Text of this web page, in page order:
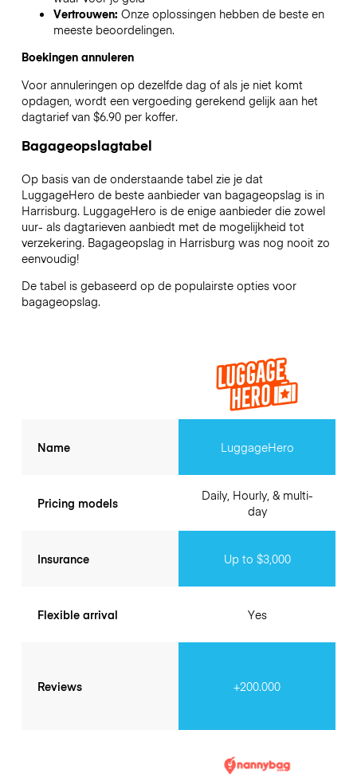
Vertrouwen: Onze oplossingen hebben de beste en
meeste beoordelingen.
Boekingen annuleren
Voor annuleringen op dezelfde dag of als je niet komt
opdagen, wordt een vergoeding gerekend gelijk aan het
dagtarief van $6.90 per koffer.
Bagageopslagtabel
Op basis van de onderstaande tabel zie je dat
LuggageHero de beste aanbieder van bagageopslag is in
Harrisburg. LuggageHero is de enige aanbieder die zowel
uur- als dagtarieven aanbiedt met de mogelijkheid tot
verzekering. Bagageopslag in Harrisburg was nog nooit zo
eenvoudig!
De tabel is gebaseerd op de populairste opties voor
bagageopslag.
Name
Pricing models
Insurance
Flexible arrival
Reviews
LuggageHero
Daily, Hourly, & multi-
day
Up to $3,000
Yes
+200.000